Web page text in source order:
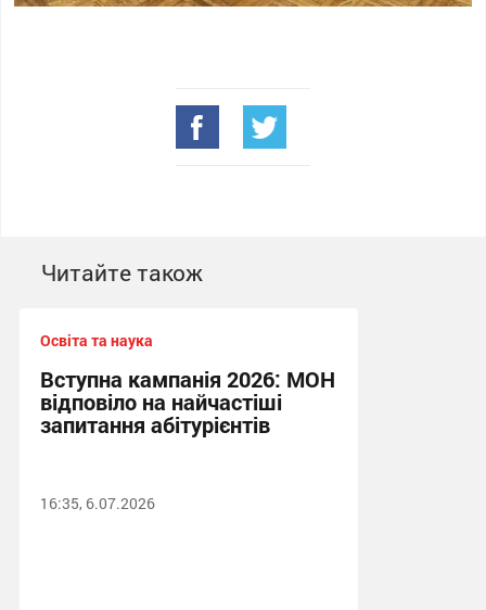
Читайте також
Освіта та наука
Вступна кампанія 2026: МОН
відповіло на найчастіші
запитання абітурієнтів
16:35, 6.07.2026